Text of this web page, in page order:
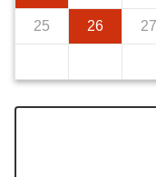
25 26 27